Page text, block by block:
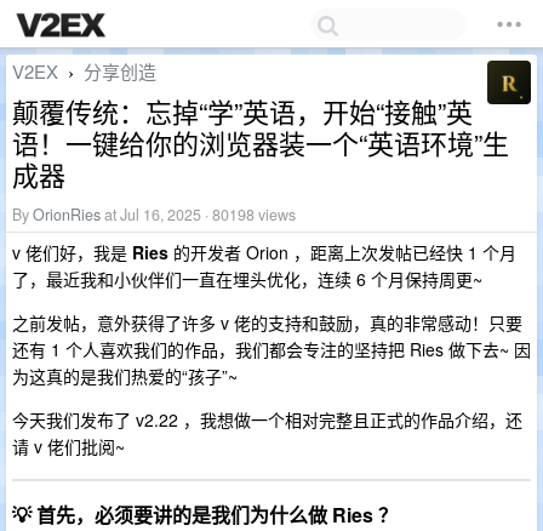
V2EX › 分享创造
颠覆传统：忘掉“学”英语，开始“接触”英
语！一键给你的浏览器装一个“英语环境”生
成器
ByOrionRiesat Jul 16, 2025 · 80198 views
v 佬们好，我是 Ries 的开发者 Orion ，距离上次发帖已经快 1 个月
了，最近我和小伙伴们一直在埋头优化，连续 6 个月保持周更~
之前发帖，意外获得了许多 v 佬的支持和鼓励，真的非常感动！只要
还有 1 个人喜欢我们的作品，我们都会专注的坚持把 Ries 做下去~ 因
为这真的是我们热爱的“孩子”~
今天我们发布了 v2.22 ，我想做一个相对完整且正式的作品介绍，还
请 v 佬们批阅~
💡 首先，必须要讲的是我们为什么做 Ries ？